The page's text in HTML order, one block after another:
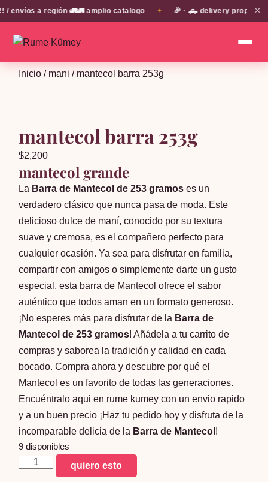
envíos a región 🚛🚛 amplio catalogo 🎉 · 🛻 delivery propio en
✕
Inicio / mani / mantecol barra 253g
mantecol barra 253g
$2,200
mantecol grande
La Barra de Mantecol de 253 gramos es un
verdadero clásico que nunca pasa de moda. Este
delicioso dulce de maní, conocido por su textura
suave y cremosa, es el compañero perfecto para
cualquier ocasión. Ya sea para disfrutar en familia,
compartir con amigos o simplemente darte un gusto
especial, esta barra de Mantecol ofrece el sabor
auténtico que todos aman en un formato generoso.
¡No esperes más para disfrutar de la Barra de
Mantecol de 253 gramos! Añádela a tu carrito de
compras y saborea la tradición y calidad en cada
bocado. Compra ahora y descubre por qué el
Mantecol es un favorito de todas las generaciones.
Encuéntralo aqui en rume kumey con un envio rapido
y a un buen precio ¡Haz tu pedido hoy y disfruta de la
incomparable delicia de la Barra de Mantecol !
9 disponibles
mantecol
quiero esto